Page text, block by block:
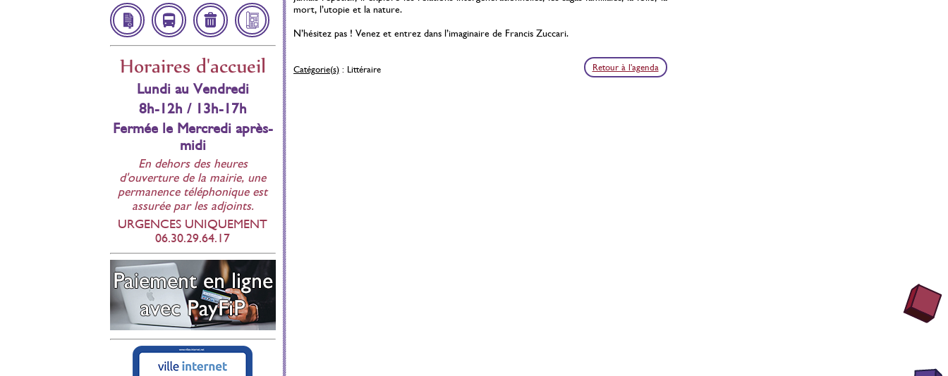
Démarches
Administratives
Infos
Utiles
Inscription
Scolaire
Contact
Affichage
réglementaire
NavetteDéchetteries
Bulletin
Municipal
Horaires d'accueil
Lundi au Vendredi
8h-12h / 13h-17h
Fermée le Mercredi après-
midi
En dehors des heures
d'ouverture de la mairie, une
permanence téléphonique est
assurée par les adjoints.
URGENCES UNIQUEMENT
06.30.29.64.17
mort, l’utopie et la nature.
N’hésitez pas ! Venez et entrez dans l’imaginaire de Francis Zuccari.
Catégorie(s): Littéraire Retour à l'agenda